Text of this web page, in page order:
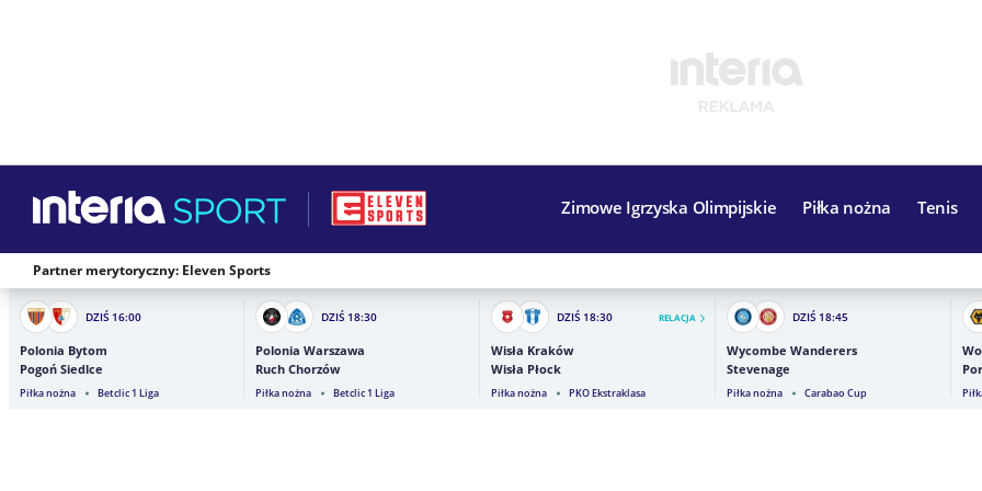
Zimowe Igrzyska Olimpijskie Piłka nożna Tenis
Partner merytoryczny: Eleven Sports
DZIŚ 16:00
Polonia Bytom
Pogoń Siedlce
Piłka nożna Betclic 1 Liga
DZIŚ 18:30
Polonia Warszawa
Ruch Chorzów
Piłka nożna Betclic 1 Liga
DZIŚ 18:30 RELACJA
Wisła Kraków
Wisła Płock
Piłka nożna PKO Ekstraklasa
DZIŚ 18:45
Wycombe Wanderers
Stevenage
Piłka nożna Carabao Cup